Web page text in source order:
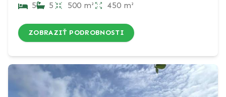
5 5 500 m² 450 m²
ZOBRAZIŤ PODROBNOSTI